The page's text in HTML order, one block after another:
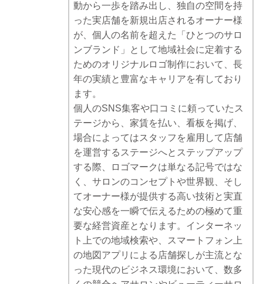
動から一歩を踏み出し、独自の空間を持
った実店舗を新規出店されるオーナー様
が、個人の名前を超えた「ひとつのサロ
ンブランド」として地域社会に定着する
ためのオリジナルロゴ制作において、長
年の実績と豊富なキャリアを有しており
ます。
個人のSNS集客や口コミに頼っていたス
テージから、家賃を払い、看板を掲げ、
場合によってはスタッフを雇用して店舗
を運営するステージへとステップアップ
する際、ロゴマークは単なる記号ではな
く、サロンのコンセプトや世界観、そし
てオーナー様が提供する高い技術と実直
な安心感を一瞬で伝えるための極めて重
要な経営資産となります。インターネッ
ト上での地域検索や、スマートフォン上
の地図アプリによる店舗探しが主流とな
った現代のビジネス環境において、数多